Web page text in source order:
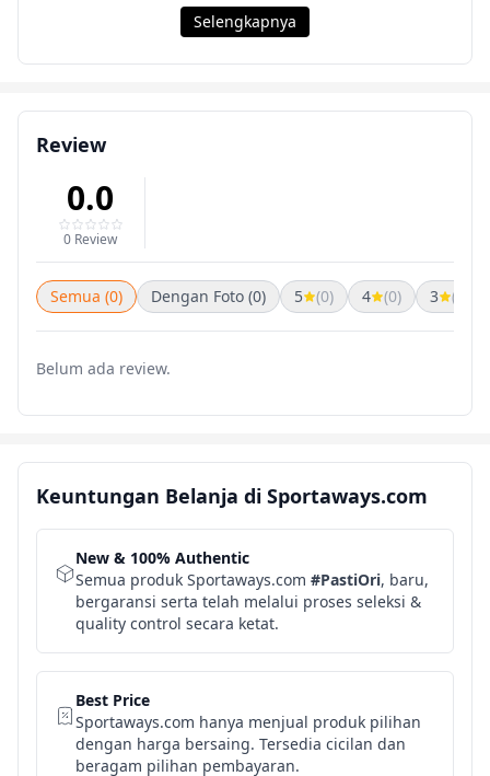
Selengkapnya
Review
0.0
0 Review
Semua (0) Dengan Foto (0) 5 (0) 4 (0) 3 (0)
Belum ada review.
Keuntungan Belanja di Sportaways.com
New & 100% Authentic
Semua produk Sportaways.com #PastiOri, baru,
bergaransi serta telah melalui proses seleksi &
quality control secara ketat.
Best Price
Sportaways.com hanya menjual produk pilihan
dengan harga bersaing. Tersedia cicilan dan
beragam pilihan pembayaran.